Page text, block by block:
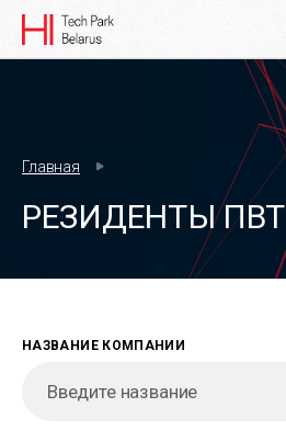
Главная
РЕЗИДЕНТЫ ПВТ
НАЗВАНИЕ КОМПАНИИ